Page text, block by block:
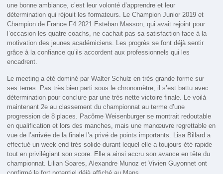
une bonne ambiance, c’est leur volonté d’apprendre et leur
détermination qui réjouit les formateurs. Le Champion Junior 2019 et
Champion de France F4 2021 Esteban Masson, qui avait rejoint pour
l’occasion les quatre coachs, ne cachait pas sa satisfaction face à la
motivation des jeunes académiciens. Les progrès se font déjà sentir
grâce à la confiance qu’ils accordent aux professionnels qui les
encadrent.
Le meeting a été dominé par Walter Schulz en très grande forme sur
ses terres. Pas très bien parti sous le chronomètre, il s’est battu avec
détermination pour conclure par une très nette victoire finale. Le voilà
maintenant 2e au classement du championnat au terme d’une
progression de 8 places. Pacôme Weisenburger se montrait redoutable
en qualification et lors des manches, mais une manœuvre regrettable en
vue de l’arrivée de la finale l’a privé de points importants. Lisa Billard a
effectué un week-end très solide durant lequel elle a toujours été rapide
tout en privilégiant son score. Elle a ainsi accru son avance en tête du
championnat. Lilian Soares, Alexandre Munoz et Vivien Guyonnet ont